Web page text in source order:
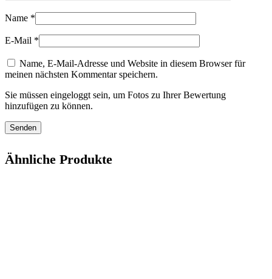
Name *
E-Mail *
Name, E-Mail-Adresse und Website in diesem Browser für
meinen nächsten Kommentar speichern.
Sie müssen eingeloggt sein, um Fotos zu Ihrer Bewertung
hinzufügen zu können.
Ähnliche Produkte